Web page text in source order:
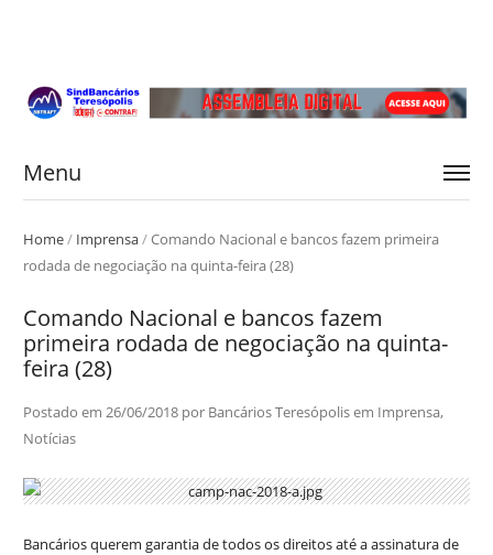
Menu
Home/ Imprensa/Comando Nacional e bancos fazem primeira
rodada de negociação na quinta-feira (28)
Comando Nacional e bancos fazem
primeira rodada de negociação na quinta-
feira (28)
Postado em 26/06/2018por Bancários Teresópolisem Imprensa,
Notícias
Bancários querem garantia de todos os direitos até a assinatura de